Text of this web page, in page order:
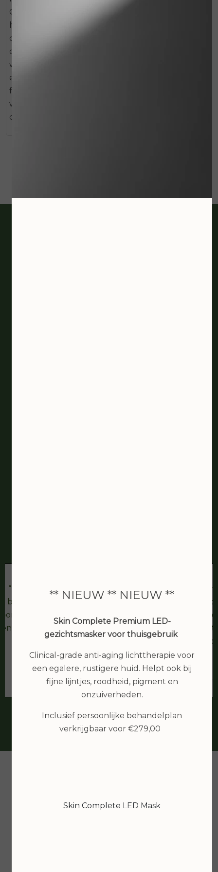
Oil kan voor de normale, gevoelige of geïrriteerde
huid Sensitive Skin Lotion gebruikt worden. Met
deze ultrazachte en verfrissende lotion kalmeert
de huid voelbaar en de structuur van de poriën
wordt zichtbaar verfijnd. Hierdoor ervaar je direct
een natuurlijke frisheid en onthul je een stralend
frisse teint. Daarnaast verhoogt deze lotion de
weerstand van de natuurlijke beschermlaag van
de huid.
IK ben erg tevreden met de
behandeling. Heb een goede
gevonden, waar
tijdje op zoek was. En zo dicht bij
huis... top....
Joan is
waar ze het
keren een
Heerlijk de
mijn huid (die
goed op doet.
de fijne en
** NIEUW ** NIEUW **
Skin Complete Premium LED-
gezichtsmasker voor thuisgebruik
Clinical-grade anti-aging lichttherapie voor
een egalere, rustigere huid. Helpt ook bij
fijne lijntjes, roodheid, pigment en
onzuiverheden.
Inclusief persoonlijke behandelplan
verkrijgbaar voor €279,00
Skin Complete LED Mask